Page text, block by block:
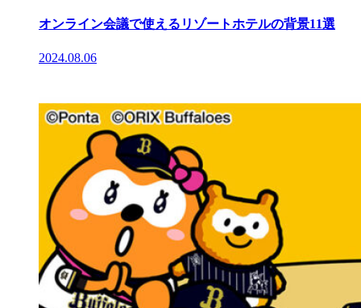
オンライン会議で使えるリゾートホテルの背景11選
2024.08.06